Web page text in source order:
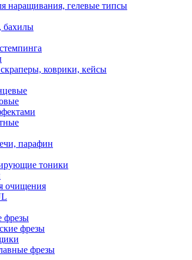
наращивания, гелевые типсы
бахилы
коврики, кейсы
парафин
тоники
очищения
фрезы
фрезы
фрезы